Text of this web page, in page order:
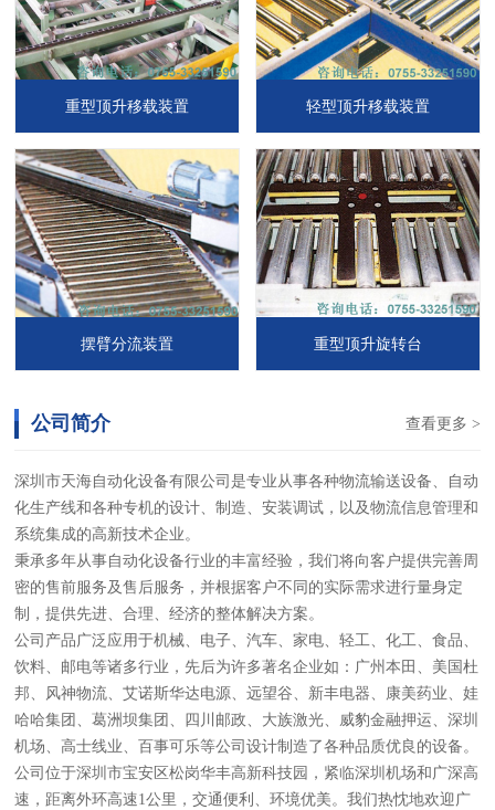
重型顶升移载装置 轻型顶升移载装置
摆臂分流装置 重型顶升旋转台
查看更多 >
公司简介
深圳市天海自动化设备有限公司是专业从事各种物流输送设备、自动
化生产线和各种专机的设计、制造、安装调试，以及物流信息管理和
系统集成的高新技术企业。
秉承多年从事自动化设备行业的丰富经验，我们将向客户提供完善周
密的售前服务及售后服务，并根据客户不同的实际需求进行量身定
制，提供先进、合理、经济的整体解决方案。
公司产品广泛应用于机械、电子、汽车、家电、轻工、化工、食品、
饮料、邮电等诸多行业，先后为许多著名企业如：广州本田、美国杜
邦、风神物流、艾诺斯华达电源、远望谷、新丰电器、康美药业、娃
哈哈集团、葛洲坝集团、四川邮政、大族激光、威豹金融押运、深圳
机场、高士线业、百事可乐等公司设计制造了各种品质优良的设备。
公司位于深圳市宝安区松岗华丰高新科技园，紧临深圳机场和广深高
速，距离外环高速1公里，交通便利、环境优美。我们热忱地欢迎广